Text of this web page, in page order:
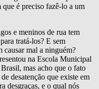
que é preciso fazê-lo a um
e meninos de rua tem
tratá-los? E sem
causar mal a ninguém?
na Escola Municipal
mas acho que o fato
desatenção que existe em
desgraças, e o qual nós